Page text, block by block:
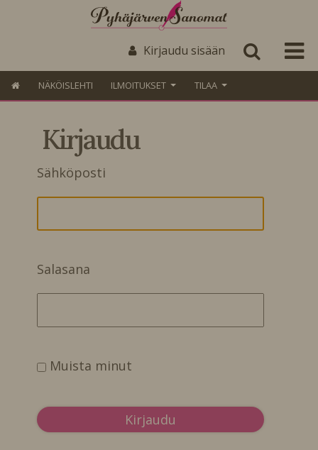
Kirjaudu sisään
NÄKÖISLEHTI ILMOITUKSET TILAA
Kirjaudu
Sähköposti
Salasana
Muista minut